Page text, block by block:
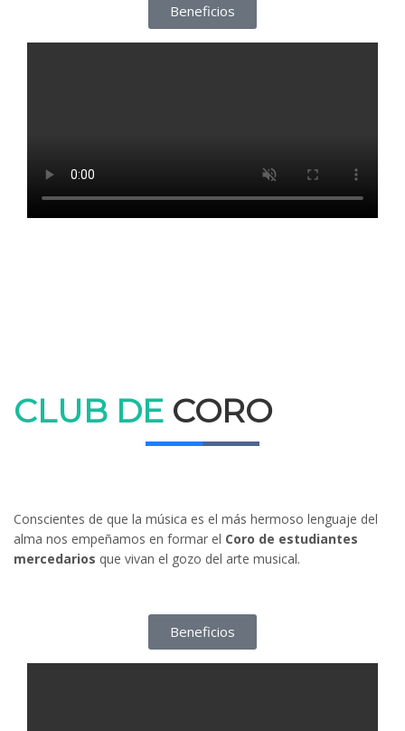
Beneficios
CLUB DE CORO
Conscientes de que la música es el más hermoso lenguaje del
alma nos empeñamos en formar el Coro de estudiantes
mercedarios que vivan el gozo del arte musical.
Beneficios